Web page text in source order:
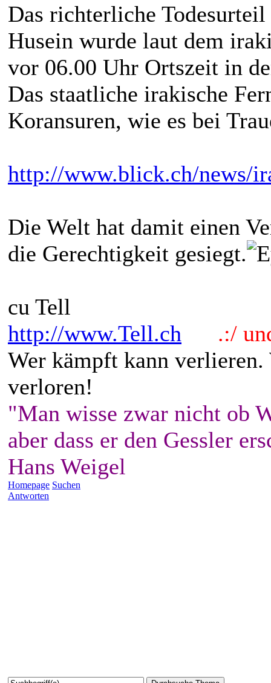
Das richterliche Todesurteil
Husein wurde laut dem
vor 06.00 Uhr Ortszeit in
Das staatliche irakische
Koransuren, wie es bei
http://www.blick.ch/news/
Die Welt hat damit einen
die Gerechtigkeit gesiegt.
cu Tell
http://www.Tell.ch
.:/
Wer kämpft kann
verloren!
"Man wisse zwar nicht ob
aber dass er den Gessler
Hans Weigel
Homepage Suchen
Antworten